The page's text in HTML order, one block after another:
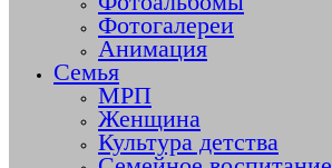
Фотогалереи
Анимация
Семья
МРП
Женщина
Культура детства